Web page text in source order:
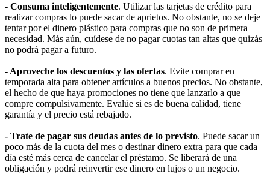
- Consuma inteligentemente. Utilizar las tarjetas de crédito para
realizar compras lo puede sacar de aprietos. No obstante, no se deje
tentar por el dinero plástico para compras que no son de primera
necesidad. Más aún, cuídese de no pagar cuotas tan altas que quizás
no podrá pagar a futuro.
- Aproveche los descuentos y las ofertas. Evite comprar en
temporada alta para obtener artículos a buenos precios. No obstante,
el hecho de que haya promociones no tiene que lanzarlo a que
compre compulsivamente. Evalúe si es de buena calidad, tiene
garantía y el precio está rebajado.
- Trate de pagar sus deudas antes de lo previsto. Puede sacar un
poco más de la cuota del mes o destinar dinero extra para que cada
día esté más cerca de cancelar el préstamo. Se liberará de una
obligación y podrá reinvertir ese dinero en lujos o un negocio.